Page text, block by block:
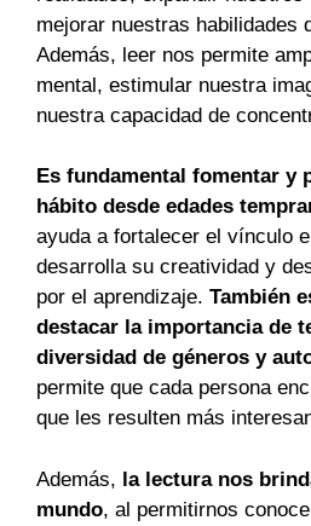
mejorar nuestras habilidades
Además, leer nos permite
mental, estimular nuestra
nuestra capacidad de
Es fundamental fomentar y
hábito desde edades
ayuda a fortalecer el vínculo
desarrolla su creatividad y
por el aprendizaje. También
destacar la importancia de
diversidad de géneros y
permite que cada persona
que les resulten más
Además, la lectura nos
mundo, al permitirnos